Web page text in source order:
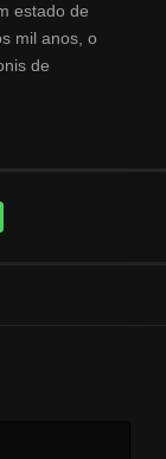
estado de
mil anos, o
de
quase
para lutar